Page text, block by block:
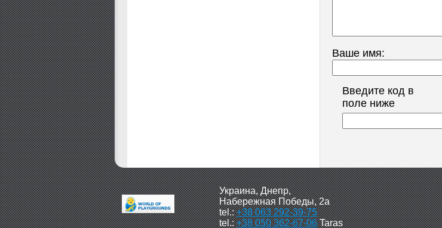
Ваше имя:
Введите код в
поле ниже
Украина, Днепр,
Набережная Победы, 2а
tel.:+38 063 292-39-75
tel.:+38 050 362-67-06Taras